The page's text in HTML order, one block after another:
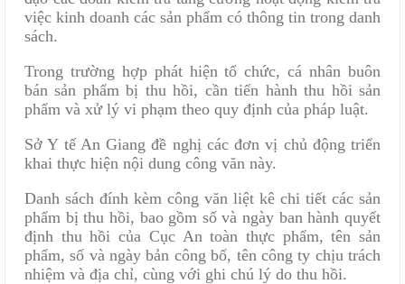
việc kinh doanh các sản phẩm có thông tin trong danh
sách.
Trong trường hợp phát hiện tổ chức, cá nhân buôn
bán sản phẩm bị thu hồi, cần tiến hành thu hồi sản
phẩm và xử lý vi phạm theo quy định của pháp luật.
Sở Y tế An Giang đề nghị các đơn vị chủ động triển
khai thực hiện nội dung công văn này.
Danh sách đính kèm công văn liệt kê chi tiết các sản
phẩm bị thu hồi, bao gồm số và ngày ban hành quyết
định thu hồi của Cục An toàn thực phẩm, tên sản
phẩm, số và ngày bản công bố, tên công ty chịu trách
nhiệm và địa chỉ, cùng với ghi chú lý do thu hồi.